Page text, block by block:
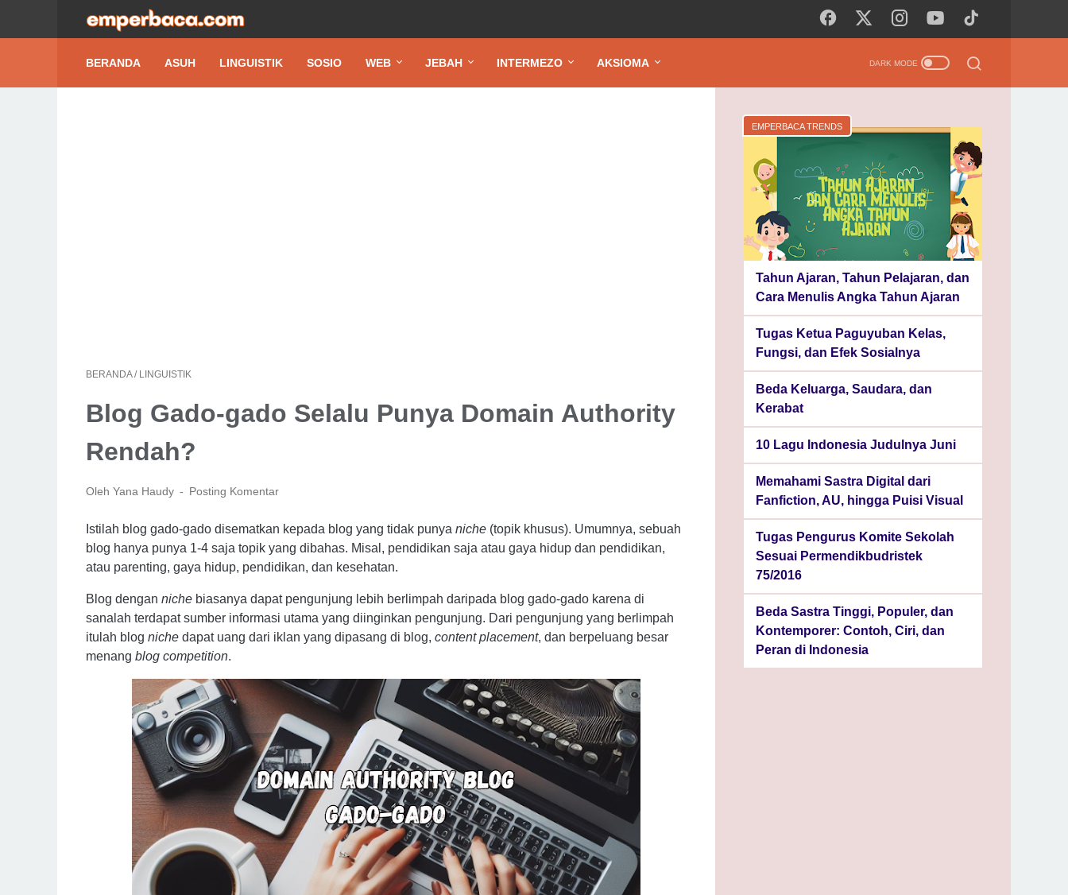
BERANDA ASUH LINGUISTIK SOSIO WEB JEBAH INTERMEZO AKSIOMA
BERANDA / LINGUISTIK
Blog Gado-gado Selalu Punya Domain Authority
Rendah?
Oleh Yana Haudy Posting Komentar
Istilah blog gado-gado disematkan kepada blog yang tidak punya niche (topik khusus). Umumnya, sebuah
blog hanya punya 1-4 saja topik yang dibahas. Misal, pendidikan saja atau gaya hidup dan pendidikan,
atau parenting, gaya hidup, pendidikan, dan kesehatan.
Blog dengan niche biasanya dapat pengunjung lebih berlimpah daripada blog gado-gado karena di
sanalah terdapat sumber informasi utama yang diinginkan pengunjung. Dari pengunjung yang berlimpah
itulah blog niche dapat uang dari iklan yang dipasang di blog, content placement, dan berpeluang besar
menang blog competition.
EMPERBACA TRENDS
Tahun Ajaran, Tahun Pelajaran, dan
Cara Menulis Angka Tahun Ajaran
Tugas Ketua Paguyuban Kelas,
Fungsi, dan Efek Sosialnya
Beda Keluarga, Saudara, dan
Kerabat
10 Lagu Indonesia Judulnya Juni
Memahami Sastra Digital dari
Fanfiction, AU, hingga Puisi Visual
Tugas Pengurus Komite Sekolah
Sesuai Permendikbudristek
75/2016
Beda Sastra Tinggi, Populer, dan
Kontemporer: Contoh, Ciri, dan
Peran di Indonesia